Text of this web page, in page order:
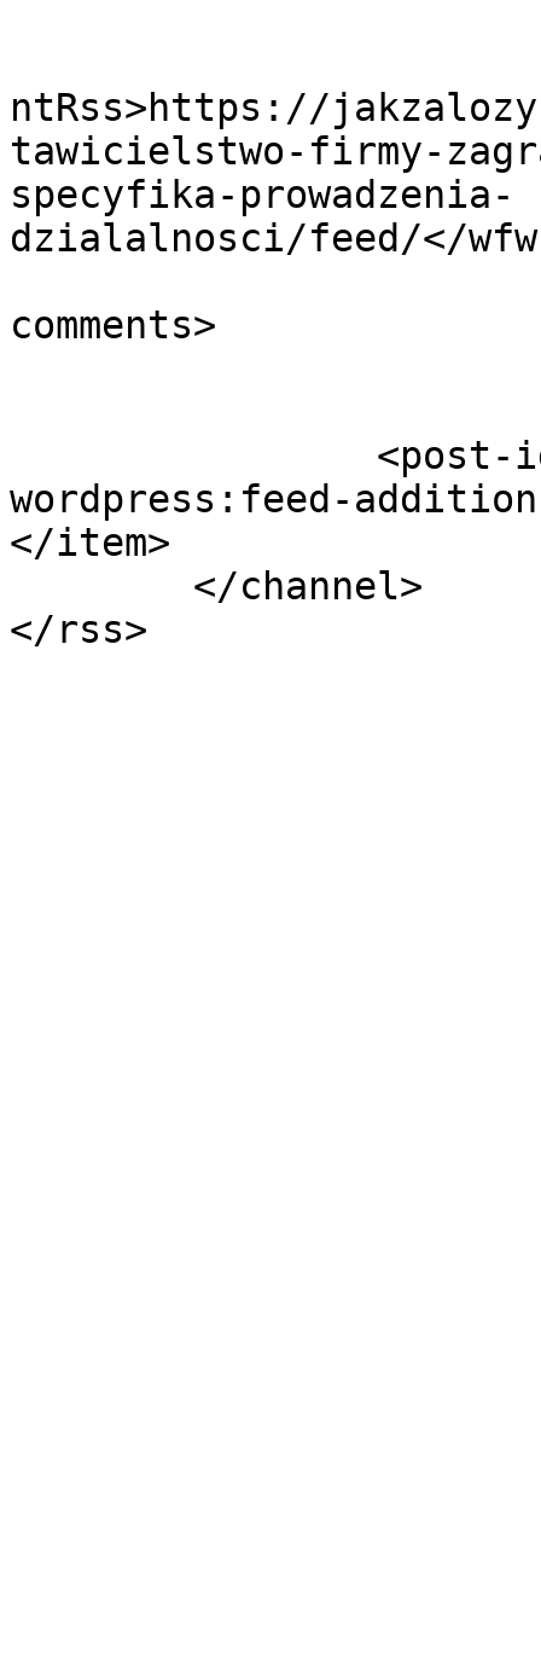
ntRss>https://
tawicielstwo-firmy-
specyfika-prowadzenia-
dzialalnosci/feed/</
comments>
wordpress:feed-
</item>